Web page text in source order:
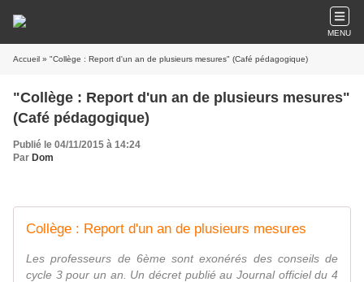
MENU
Accueil » "Collège : Report d'un an de plusieurs mesures" (Café pédagogique)
"Collège : Report d'un an de plusieurs mesures"
(Café pédagogique)
Publié le 04/11/2015 à 14:24
Par Dom
Collège : Report d'un an de plusieurs mesures
Les professeurs de 6ème sont exonérés des conseils de
cycle 3 pour un an. Un décret publié au Journal officiel du 4